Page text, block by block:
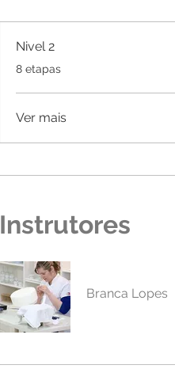
Nivel 2
.8 etapas
Ver mais
Instrutores
Branca Lopes